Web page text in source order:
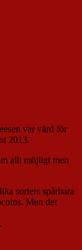
var värd för
2013.
allt möjligt men
sorters spårbara
Men det